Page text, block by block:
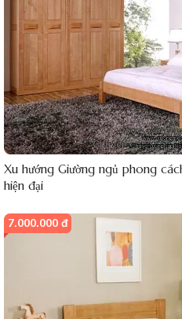
Xu hướng Giường ngủ phong
hiện đại
7.000.000 đ